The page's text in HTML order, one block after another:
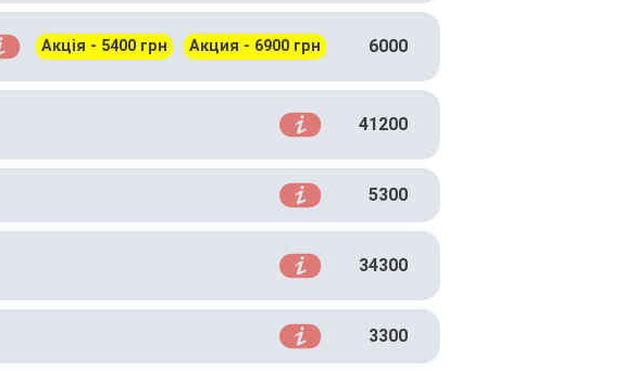
Акція - 5400 грн Акция - 6900 грн 6000
41200
5300
34300
3300